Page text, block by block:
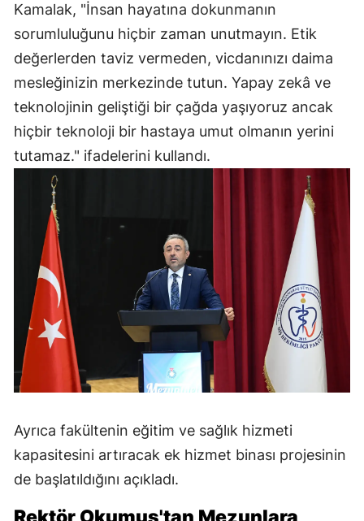
Kamalak, "İnsan hayatına dokunmanın
sorumluluğunu hiçbir zaman unutmayın. Etik
değerlerden taviz vermeden, vicdanınızı daima
mesleğinizin merkezinde tutun. Yapay zekâ ve
teknolojinin geliştiği bir çağda yaşıyoruz ancak
hiçbir teknoloji bir hastaya umut olmanın yerini
tutamaz." ifadelerini kullandı.
Ayrıca fakültenin eğitim ve sağlık hizmeti
kapasitesini artıracak ek hizmet binası projesinin
de başlatıldığını açıkladı.